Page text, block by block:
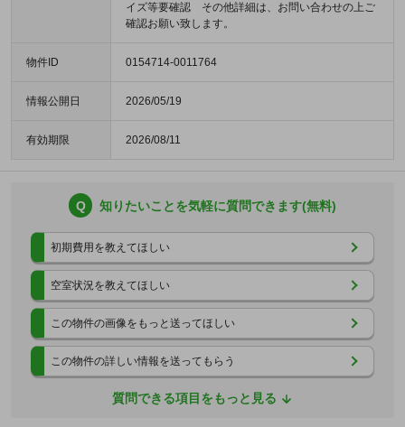
イズ等要確認 その他詳細は、お問い合わせの上ご
確認お願い致します。
物件ID 0154714-0011764
情報公開日 2026/05/19
有効期限 2026/08/11
Q 知りたいことを気軽に質問できます(無料)
初期費用を教えてほしい
空室状況を教えてほしい
この物件の画像をもっと送ってほしい
この物件の詳しい情報を送ってもらう
質問できる項目をもっと見る